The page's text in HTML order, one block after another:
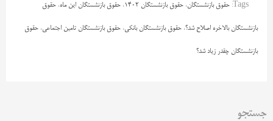
Tags: حقوق بازنشستگان، حقوق بازنشستگان 1402 ، حقوق بازنشستگان این ماه، حقوق
بازنشستگان بالاخره اصلاح شد؟، حقوق بازنشستگان بانکی، حقوق بازنشستگان تامین اجتماعی، حقوق
بازنشستگان چقدر زیاد شد؟
جستجو